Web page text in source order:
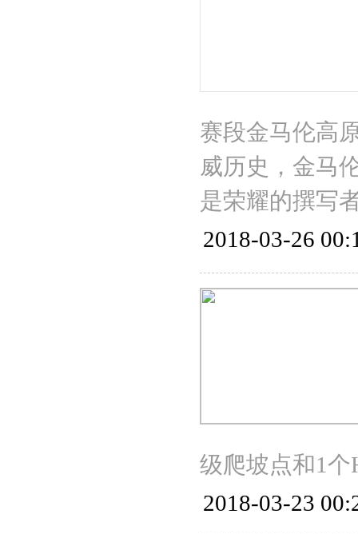
赛段金马伦高
威历史，金马
是荣耀的撰写
2018-03-26
级爬坡点和1
2018-03-23